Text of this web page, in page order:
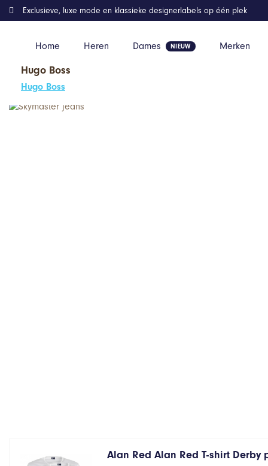
Home Heren Dames Merken
Exclusieve, luxe mode en klassieke designerlabels op één plek
Hugo Boss
Hugo Boss
Home Kleding
Alan Red Alan Red T-shirt Derby